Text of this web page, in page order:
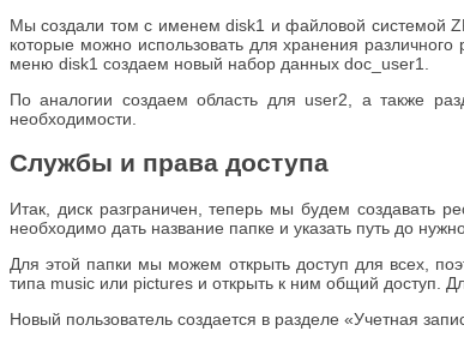
Мы создали том с именем disk1 и файловой системой
которые можно использовать для хранения
меню disk1 создаем новый набор данных doc_user1.
По аналогии создаем область для user2, а также
необходимости.
Службы и права доступа
Итак, диск разграничен, теперь мы будем создавать
необходимо дать название папке и указать путь до
Для этой папки мы можем открыть доступ для всех,
типа music или pictures и открыть к ним общий доступ.
Новый пользователь создается в разделе «Учетная